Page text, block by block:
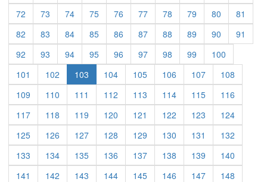
72
73 74 75 76 77 78 79 80
81
82
83 84 85 86 87 88 89 90
91
92
93 94 95 96 97 98 99
100
101
102 103 104 105 106 107
108
109
110 111 112 113 114 115
116
117
118 119 120 121 122 123
124
125
126 127 128 129 130 131
132
133
134 135 136 137 138 139
140
141
142 143 144 145 146 147
148